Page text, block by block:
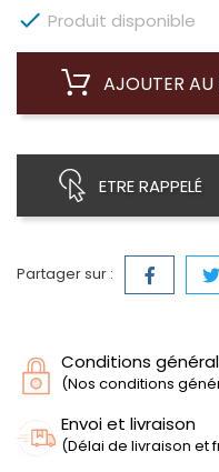
 Produit disponible
AJOUTER AU
ETRE RAPPELÉ
Partager sur :
Conditions
(Nos conditions
Envoi et livraison
(Délai de livraison et